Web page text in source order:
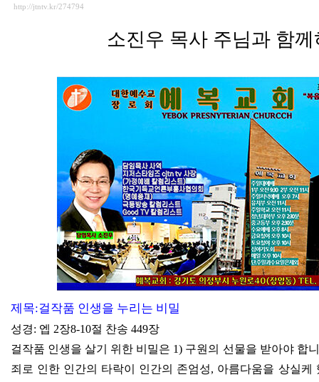
http://jtntv.kr/274794
소진우 목사 주님과 함
제목:걸작품 인생을 누리는 비밀
성경: 엡 2장8-10절 찬송 449장
걸작품 인생을 살기 위한 비밀은 1) 구원의 선물을 받아야 합
죄로 인한 인간의 타락이 인간의 존엄성, 아름다움을 상실케